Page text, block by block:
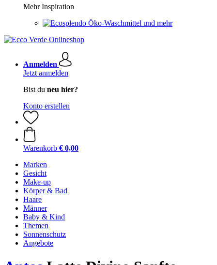
Mehr Inspiration
Öko-Waschmittel und mehr
Anmelden
Jetzt anmelden
Bist du neu hier?
Konto erstellen
Warenkorb € 0,00
Marken
Gesicht
Make-up
Körper & Bad
Haare
Männer
Baby & Kind
Themen
Sonnenschutz
Angebote